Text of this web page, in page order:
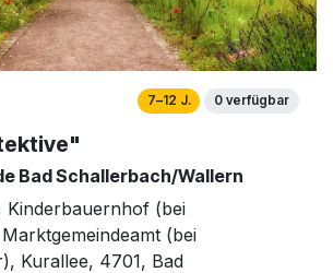
7–12 J. 0 verfügbar
Bad Schallerbach/Wallern
Kinderbauernhof (bei
(bei
Kurallee, 4701, Bad